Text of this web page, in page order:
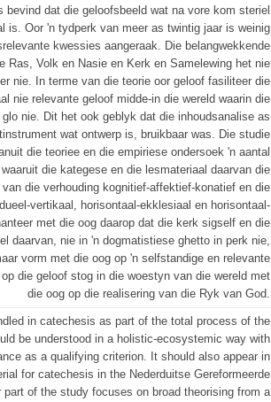
bevind dat die geloofsbeeld wat na vore kom steriel
is. Oor 'n tydperk van meer as twintig jaar is weinig
kwessies aangeraak. Die belangwekkende
Ras, Volk en Nasie en Kerk en Samelewing het nie
nie. In terme van die teorie oor geloof fasiliteer die
nie relevante geloof midde-in die wereld waarin die
nie. Dit het ook geblyk dat die inhoudsanalise as
wat ontwerp is, bruikbaar was. Die studie
die teoriee en die empiriese ondersoek 'n aantal
die kategese en die lesmateriaal daarvan die
die verhouding kognitief-affektief-konatief en die
vertikaal, horisontaal-ekklesiaal en horisontaal-
met die oog daarop dat die kerk sigself en die
daarvan, nie in 'n dogmatistiese ghetto in perk nie,
vorm met die oog op 'n selfstandige en relevante
die geloof stog in die woestyn van die wereld met
die oog op die realisering van die Ryk van God.
in catechesis as part of the total process of the
be understood in a holistic-ecosystemic way with
as a qualifying criterion. It should also appear in
for catechesis in the Nederduitse Gereformeerde
part of the study focuses on broad theorising from a